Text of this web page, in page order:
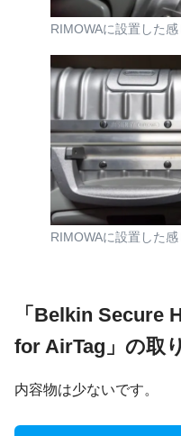
RIMOWAに設置した感
RIMOWAに設置した感
「Belkin Secure
for AirTag」の取
内容物は少ないです。